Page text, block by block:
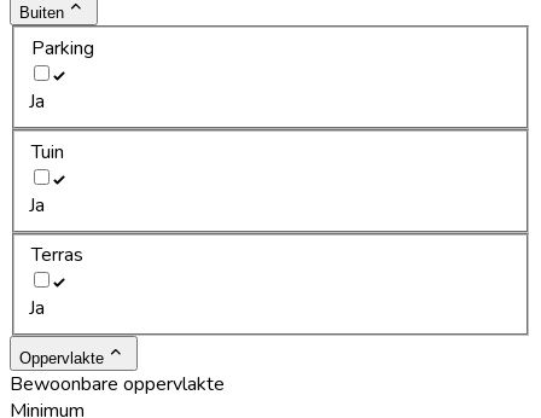
Buiten
Parking
Ja
Tuin
Ja
Terras
Ja
Oppervlakte
Bewoonbare oppervlakte
Minimum